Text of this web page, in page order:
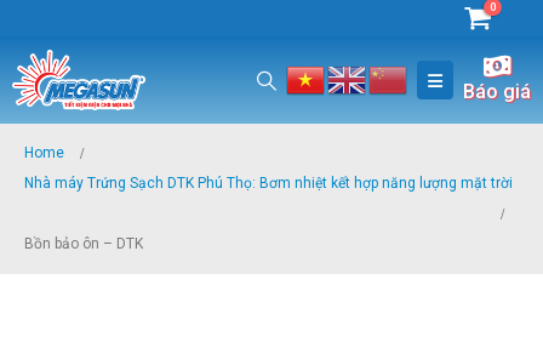
0
Báo giá
Home
Nhà máy Trứng Sạch DTK Phú Thọ: Bơm nhiệt kết hợp năng lượng mặt trời
Bồn bảo ôn – DTK